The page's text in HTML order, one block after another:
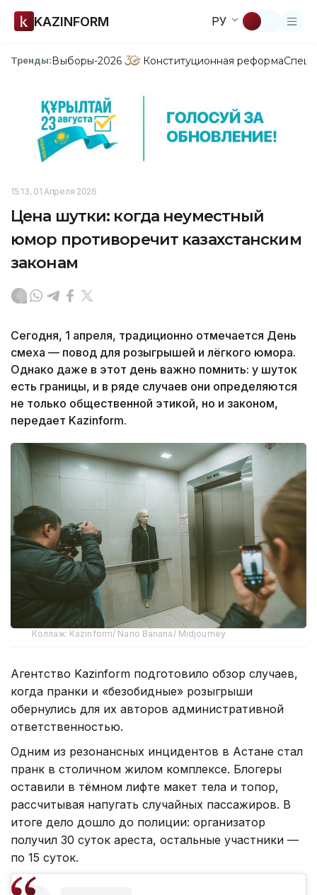
KAZINFORM РУ
Тренды:Выборы-2026 Конституционная реформа
15:13, 01 Апреля 2026
Цена шутки: когда неуместный
юмор противоречит казахстанским
законам
Сегодня, 1 апреля, традиционно отмечается День
смеха — повод для розыгрышей и лёгкого юмора.
Однако даже в этот день важно помнить: у шуток
есть границы, и в ряде случаев они определяются
не только общественной этикой, но и законом,
передает Kazinform.
Коллаж: Kazinform/ Nano Banana/ Midjourney
Агентство Kazinform подготовило обзор случаев,
когда пранки и «безобидные» розыгрыши
обернулись для их авторов административной
ответственностью.
Одним из резонансных инцидентов в Астане стал
пранк в столичном жилом комплексе. Блогеры
оставили в тёмном лифте макет тела и топор,
рассчитывая напугать случайных пассажиров. В
итоге дело дошло до полиции: организатор
получил 30 суток ареста, остальные участники —
по 15 суток.